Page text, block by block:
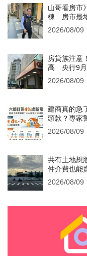
山哥看房市
棟 房市最
2026/08/09
房貸族注意
高 央行9月
2026/08/09
建商真的急
頭款？專家
2026/08/09
共有土地想
仲介費也能
2026/08/09